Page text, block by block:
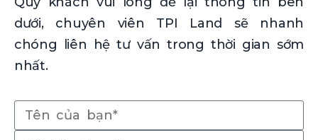
dưới, chuyên viên TPI Land sẽ nhanh
chóng liên hệ tư vấn trong thời gian sớm
nhất.